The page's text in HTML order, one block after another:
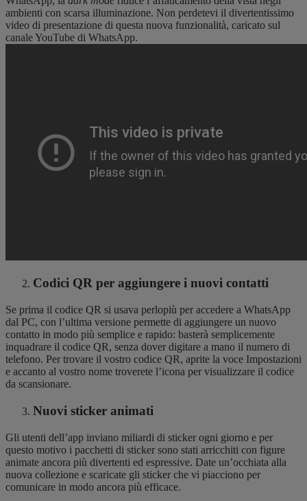
ambienti con scarsa illuminazione. Non perdetevi il divertentissimo
video di presentazione di questa nuova funzionalità, caricato sul
canale YouTube di WhatsApp.
Codici QR per aggiungere i nuovi contatti
Se prima il codice QR si usava perlopiù per accedere a WhatsApp
dal PC, con l’ultima versione permette di aggiungere un nuovo
contatto in modo più semplice e rapido: basterà semplicemente
inquadrare il codice QR, senza dover digitare a mano il numero di
telefono. Per trovare il vostro codice QR, aprite la voce Impostazioni
e accanto al vostro nome troverete l’icona per visualizzare il codice
da scansionare.
Nuovi sticker animati
Gli utenti dell’app inviano miliardi di sticker ogni giorno e per
questo motivo i pacchetti di sticker sono stati arricchiti con figure
animate ancora più divertenti ed espressive. Date un’occhiata alla
nuova collezione e scaricate gli sticker che vi piacciono per
comunicare in modo ancora più efficace.